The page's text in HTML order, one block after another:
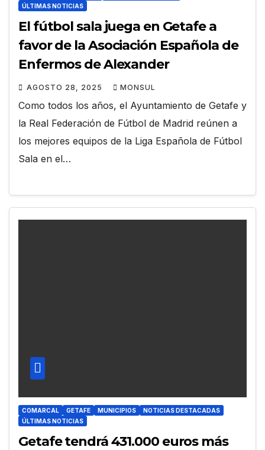
ÚLTIMAS NOTICIAS
El fútbol sala juega en Getafe a
favor de la Asociación Española de
Enfermos de Alexander
AGOSTO 28, 2025 MONSUL
Como todos los años, el Ayuntamiento de Getafe y
la Real Federación de Fútbol de Madrid reúnen a
los mejores equipos de la Liga Española de Fútbol
Sala en el…
COMARCAL GETAFE MUNICIPIOS
NOTICIAS DESTACADAS
ÚLTIMAS NOTICIAS
Getafe tendrá 431.000 euros más